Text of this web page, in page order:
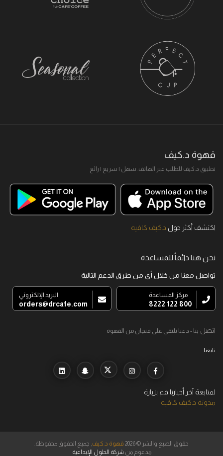
قهوة د.كيف
تطبيق د.كيف للطلب عبر الهاتف. سهل I سريع I رائع
اكتشف أكثر حول د.كيف كافيه
نحن هنا دائماً للمساعدة
تواصل معنا من خلال أي من طرق الدعم التالية
مركز المساعدة
800 122 8222
البريد الإلكتروني
orders@drcafe.com
اتصل بنا - دعنا نلتقي على فنجان من القهوة
تابعنا
لمتابعة آخر أخبارنا قم بزيارة
مدونة د.كيف كافيه
حقوق الطبع والنشر © 2026 قهوة د.كيف , جميع الحقوق محفوظة.
مدعوم من شركة الحلول الإبداعية